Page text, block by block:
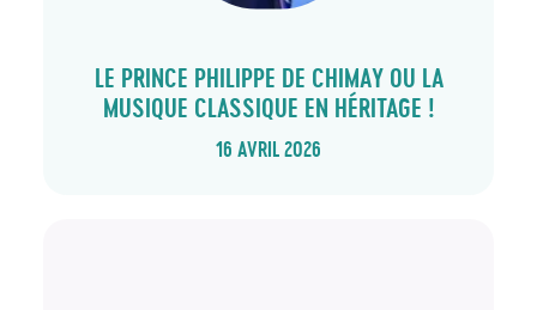
16 AVRIL 2026
LE PRINCE PHILIPPE DE CHIMAY OU LA
MUSIQUE CLASSIQUE EN HÉRITAGE !